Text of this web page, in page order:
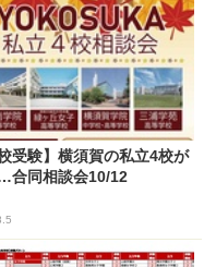
校受験】横須賀の私立4校が
合同相談会10/12